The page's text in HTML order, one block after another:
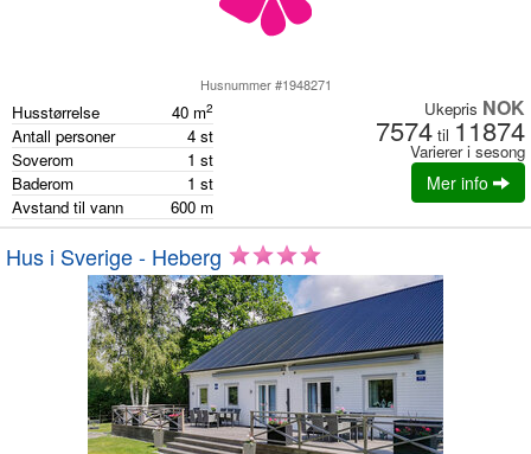
Husnummer #1948271
Husstørrelse 40 m2
Antall personer 4 st
Soverom
1 st
Baderom
1 st
Avstand til vann
600 m
Ukepris NOK
7574 til 11874
Varierer i sesong
Mer info
Hus i Sverige - Heberg